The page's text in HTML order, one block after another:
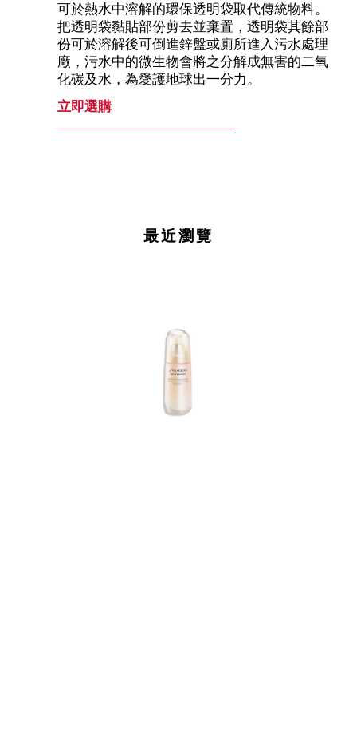
可於熱水中溶解的環保透明袋取代傳統物料。
把透明袋黏貼部份剪去並棄置，透明袋其餘部
份可於溶解後可倒進鋅盤或廁所進入污水處理
廠，污水中的微生物會將之分解成無害的二氧
化碳及水，為愛護地球出一分力。
立即選購
最近瀏覽